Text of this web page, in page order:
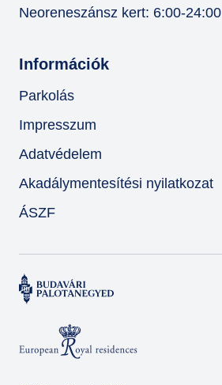
Neoreneszánsz kert: 6:00-24:00
Információk
Parkolás
Impresszum
Adatvédelem
Akadálymentesítési nyilatkozat
ÁSZF